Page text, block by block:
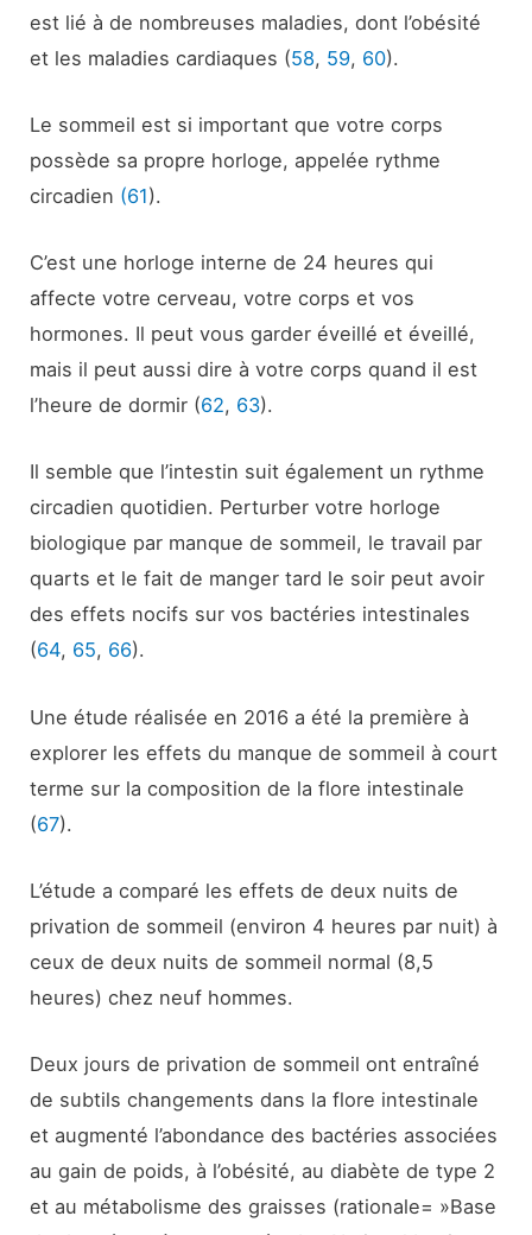
est lié à de nombreuses maladies, dont l’obésité
et les maladies cardiaques (58, 59, 60).
Le sommeil est si important que votre corps
possède sa propre horloge, appelée rythme
circadien (61).
C’est une horloge interne de 24 heures qui
affecte votre cerveau, votre corps et vos
hormones. Il peut vous garder éveillé et éveillé,
mais il peut aussi dire à votre corps quand il est
l’heure de dormir (62, 63).
Il semble que l’intestin suit également un rythme
circadien quotidien. Perturber votre horloge
biologique par manque de sommeil, le travail par
quarts et le fait de manger tard le soir peut avoir
des effets nocifs sur vos bactéries intestinales
(64, 65, 66).
Une étude réalisée en 2016 a été la première à
explorer les effets du manque de sommeil à court
terme sur la composition de la flore intestinale
(67).
L’étude a comparé les effets de deux nuits de
privation de sommeil (environ 4 heures par nuit) à
ceux de deux nuits de sommeil normal (8,5
heures) chez neuf hommes.
Deux jours de privation de sommeil ont entraîné
de subtils changements dans la flore intestinale
et augmenté l’abondance des bactéries associées
au gain de poids, à l’obésité, au diabète de type 2
et au métabolisme des graisses (rationale= »Base